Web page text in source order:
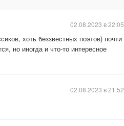
хоть беззвестных поэтов) почти
но иногда и что-то интересное
02.08.2023 в 22:05
02.08.2023 в 21:52